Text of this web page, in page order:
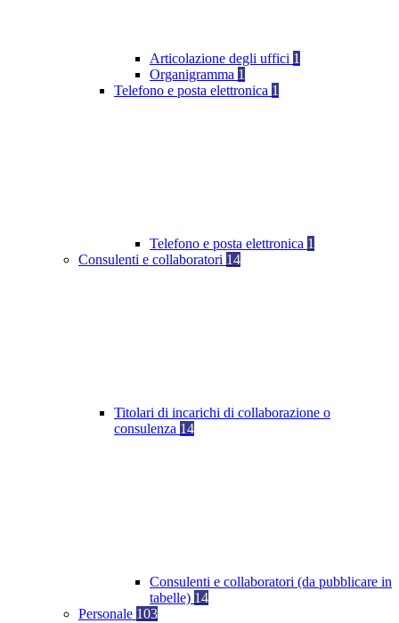
Articolazione degli uffici 1
Organigramma 1
Telefono e posta elettronica 1
Telefono e posta elettronica 1
Consulenti e collaboratori 14
Titolari di incarichi di collaborazione o
consulenza 14
Consulenti e collaboratori (da pubblicare in
tabelle) 14
Personale 103